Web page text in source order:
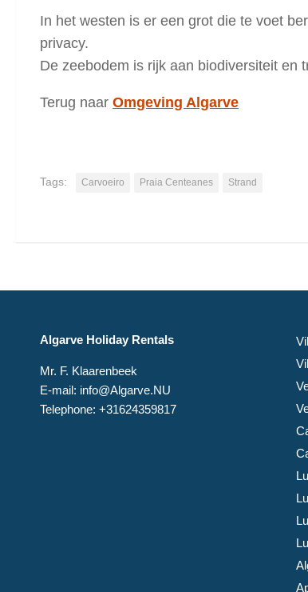
In het westen is er een grot die te voet
privacy.
De zeebodem is rijk aan biodiversiteit en
Terug naar Omgeving Algarve
Tags: Carvoeiro Praia Centeanes Strand
Algarve Holiday Rentals
Mr. F. Klaarenbeek
E-mail: info@Algarve.NU
Telephone: +31624359817